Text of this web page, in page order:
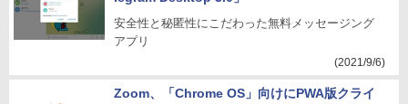
安全性と秘匿性にこだわった無料メッセージング
アプリ
(2021/9/6)
Zoom、「Chrome OS」向けにPWA版クライ